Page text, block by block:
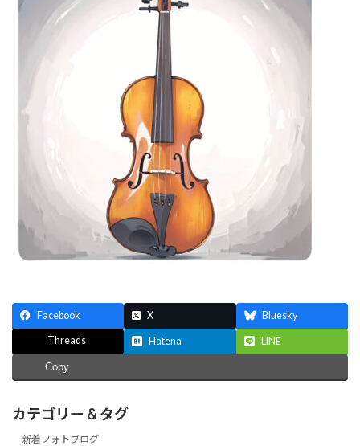
Facebook X Bluesky
Threads Hatena LINE
Copy
カテゴリー & タグ
新着フォトブログ